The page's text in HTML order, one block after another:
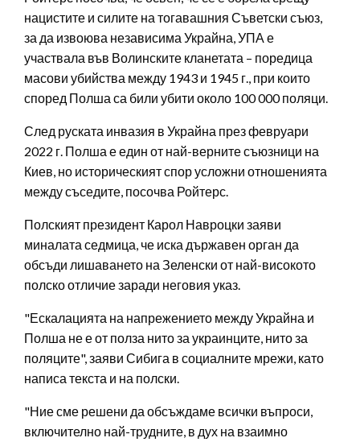
нацистите и силите на тогавашния Съветски съюз,
за да извоюва независима Украйна, УПА е
участвала във Волинските кланетата – поредица
масови убийства между 1943 и 1945 г., при които
според Полша са били убити около 100 000 поляци.
След руската инвазия в Украйна през февруари
2022 г. Полша е един от най-верните съюзници на
Киев, но историческият спор усложни отношенията
между съседите, посочва Ройтерс.
Полският президент Карол Навроцки заяви
миналата седмица, че иска държавен орган да
обсъди лишаването на Зеленски от най-високото
полско отличие заради неговия указ.
"Ескалацията на напрежението между Украйна и
Полша не е от полза нито за украинците, нито за
поляците", заяви Сибига в социалните мрежи, като
написа текста и на полски.
"Ние сме решени да обсъждаме всички въпроси,
включително най-трудните, в дух на взаимно